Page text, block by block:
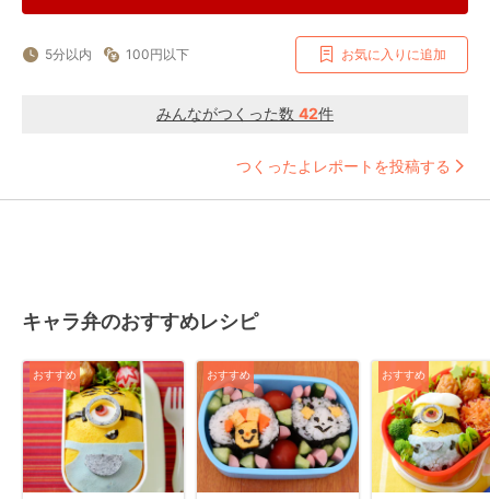
5分以内 100円以下 お気に入りに追加
みんながつくった数 42件
つくったよレポートを投稿する
キャラ弁のおすすめレシピ
おすすめ おすすめ おすすめ